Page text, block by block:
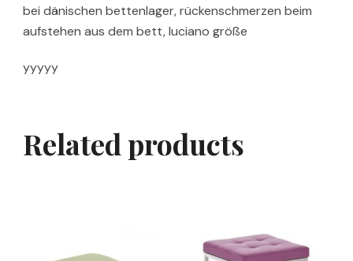
bei dänischen bettenlager, rückenschmerzen beim
aufstehen aus dem bett, luciano größe
yyyyy
Related products